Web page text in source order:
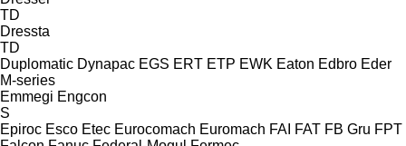
TD
Dressta
TD
Duplomatic Dynapac EGS ERT ETP EWK Eaton Edbro Eder
M-series
Emmegi Engcon
S
Epiroc Esco Etec Eurocomach Euromach FAI FAT FB Gru FPT